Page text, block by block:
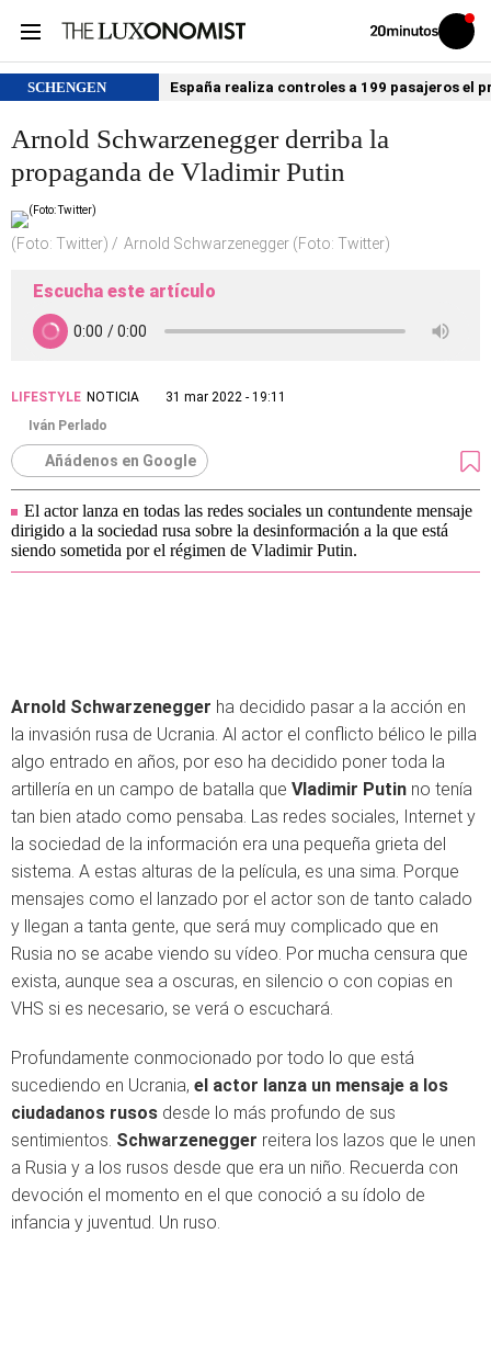
Volver
Iniciar
sesión
SCHENGEN España realiza controles a 199 pasajeros el
Arnold Schwarzenegger derriba la
propaganda de Vladimir Putin
(Foto: Twitter) Arnold Schwarzenegger (Foto: Twitter)
Escucha este artículo
LIFESTYLE NOTICIA
31 mar 2022 - 19:11
Iván Perlado
Añádenos en Google
El actor lanza en todas las redes sociales un contundente mensaje
dirigido a la sociedad rusa sobre la desinformación a la que está
siendo sometida por el régimen de Vladimir Putin.
Arnold Schwarzenegger ha decidido pasar a la acción en
la invasión rusa de Ucrania. Al actor el conflicto bélico le pilla
algo entrado en años, por eso ha decidido poner toda la
artillería en un campo de batalla que Vladimir Putin no tenía
tan bien atado como pensaba. Las redes sociales, Internet y
la sociedad de la información era una pequeña grieta del
sistema. A estas alturas de la película, es una sima. Porque
mensajes como el lanzado por el actor son de tanto calado
y llegan a tanta gente, que será muy complicado que en
Rusia no se acabe viendo su vídeo. Por mucha censura que
exista, aunque sea a oscuras, en silencio o con copias en
VHS si es necesario, se verá o escuchará.
Profundamente conmocionado por todo lo que está
sucediendo en Ucrania, el actor lanza un mensaje a los
ciudadanos rusos desde lo más profundo de sus
sentimientos. Schwarzenegger reitera los lazos que le unen
a Rusia y a los rusos desde que era un niño. Recuerda con
devoción el momento en el que conoció a su ídolo de
infancia y juventud. Un ruso.